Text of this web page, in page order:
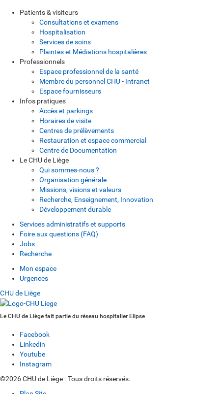
Patients & visiteurs
Consultations et examens
Hospitalisation
Services de soins
Plaintes et Médiations hospitalières
Professionnels
Espace professionnel de la santé
Membre du personnel CHU - Intranet
Espace fournisseurs
Infos pratiques
Accès et parkings
Horaires de visite
Centres de prélèvements
Restauration et espace commercial
Centre de Documentation
Le CHU de Liège
Qui sommes-nous ?
Organisation générale
Missions, visions et valeurs
Recherche, Enseignement, Innovation
Développement durable
Services administratifs et supports
Foire aux questions (FAQ)
Jobs
Recherche
Mon espace
Urgences
CHU de Liège
Le CHU de Liège fait partie du réseau hospitalier Elipse
Facebook
Linkedin
Youtube
Instagram
©2026 CHU de Liège - Tous droits réservés.